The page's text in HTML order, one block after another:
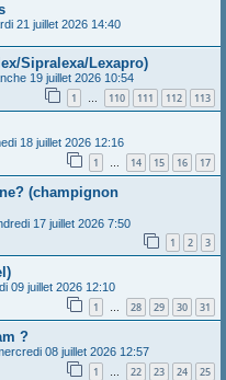
21 juillet 2026 14:40
Sipralexa/Lexapro)
19 juillet 2026 10:54
1 … 110 111 112 113
18 juillet 2026 12:16
1 … 14 15 16 17
(champignon
17 juillet 2026 7:50
1 2 3
09 juillet 2026 12:10
1 … 28 29 30 31
?
08 juillet 2026 12:57
1 … 22 23 24 25